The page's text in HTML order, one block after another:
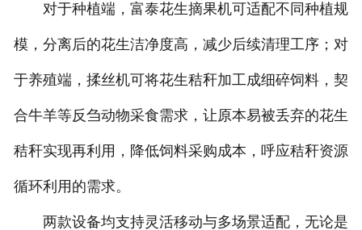
对于种植端，富泰花生摘果机可适配不同种植规
模，分离后的花生洁净度高，减少后续清理工序；对
于养殖端，揉丝机可将花生秸秆加工成细碎饲料，契
合牛羊等反刍动物采食需求，让原本易被丢弃的花生
秸秆实现再利用，降低饲料采购成本，呼应秸秆资源
循环利用的需求。
两款设备均支持灵活移动与多场景适配，无论是